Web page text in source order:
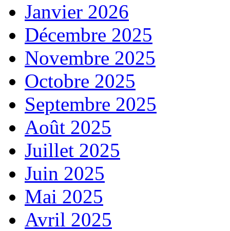
Janvier 2026
Décembre 2025
Novembre 2025
Octobre 2025
Septembre 2025
Août 2025
Juillet 2025
Juin 2025
Mai 2025
Avril 2025